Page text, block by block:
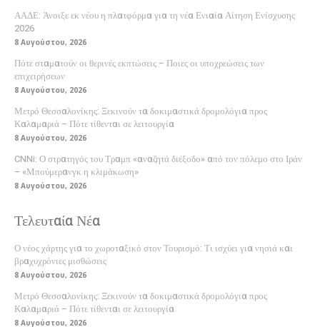
ΑΑΔΕ: Άνοιξε εκ νέου η πλατφόρμα για τη νέα Ενιαία Αίτηση Ενίσχυσης
2026
8 Αυγούστου, 2026
Πότε σταματούν οι θερινές εκπτώσεις – Ποιες οι υποχρεώσεις των
επιχειρήσεων
8 Αυγούστου, 2026
Μετρό Θεσσαλονίκης: Ξεκινούν τα δοκιμαστικά δρομολόγια προς
Καλαμαριά – Πότε τίθενται σε λειτουργία
8 Αυγούστου, 2026
CNNi: Ο στρατηγός του Τραμπ «αναζητά διέξοδο» από τον πόλεμο στο Ιράν
– «Μπούμερανγκ η κλιμάκωση»
8 Αυγούστου, 2026
Τελευταία Νέα
Ο νέος χάρτης για το χωροταξικό στον Τουρισμό: Τι ισχύει για νησιά και
βραχυχρόνιες μισθώσεις
8 Αυγούστου, 2026
Μετρό Θεσσαλονίκης: Ξεκινούν τα δοκιμαστικά δρομολόγια προς
Καλαμαριά – Πότε τίθενται σε λειτουργία
8 Αυγούστου, 2026